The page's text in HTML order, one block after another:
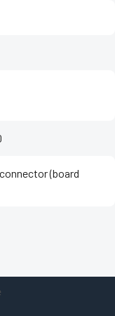
(board